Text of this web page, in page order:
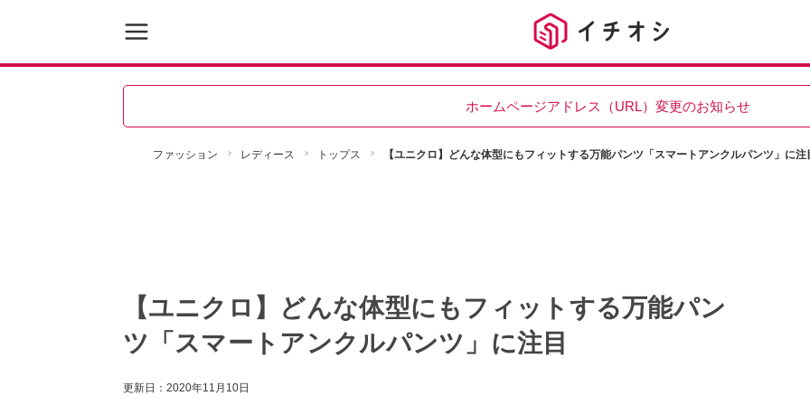
ホームページアドレス（URL）変更のお知らせ
ファッション レディース トップス 【ユニクロ】どんな体型にもフィットする万能パンツ「スマートアンクルパンツ」に注
【ユニクロ】どんな体型にもフィットする万能パン
ツ「スマートアンクルパンツ」に注目
更新日： 2020年11月10日